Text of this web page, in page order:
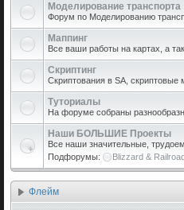
Моделирование транспорта
Форум по Моделированию
Маппинг
Все ваши работы на картах, а
Скриптинг
Скриптования в SA,
Туториалы
На форуме собраны
Наши БОЛЬШИЕ Проекты
Все наши значительные,
Подфорумы:
Blizzard &
Флейм